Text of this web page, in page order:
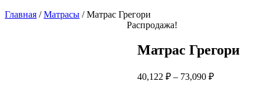
Главная /Матрасы / Матрас Грегори
Распродажа!
Матрас Грегори
40,122 ₽– 73,090 ₽